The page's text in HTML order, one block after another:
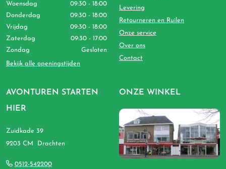
AVONTUREN STARTEN
HIER
Zuidkade 39
9203 CM Drachten
0512-542200
Woensdag
09:30 - 18:00
Donderdag
09:30 - 18:00
Vrijdag
09:30 - 18:00
Zaterdag
09:30 - 17:00
Zondag
Gesloten
Bekijk alle openingstijden
Levering
Retourneren en Ruilen
Onze service
Over ons
Contact
ONZE WINKEL